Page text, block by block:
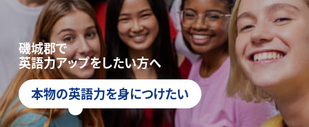
磯城郡で
英語力アップをしたい方へ
本物の英語力を身につけたい